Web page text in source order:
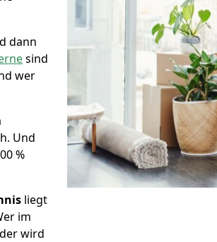
dann
sind
wer
Und
%
liegt
im
wird